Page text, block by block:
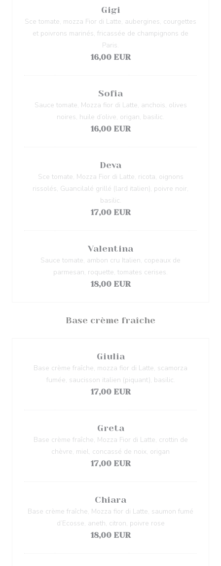
Gigi
Sce tomate, mozza Fior di Latte, aubergines, courgettes
et poivrons marinés, fricassée de champignons de
Paris.
16,00 EUR
Sofia
Sauce tomate, Mozza fior di Latte, anchois, olives
noires, huile d’olive, origan, basilic.
16,00 EUR
Deva
Sce tomate, Mozza Fior di Latte, ricota, oignons
rissolés, Guancilalé grillé (lard italien), poivre noir,
basilic.
17,00 EUR
Valentina
Sauce tomate, ambon cru Italien, copeaux de
parmesan, roquette, tomates cerises.
18,00 EUR
Base crème fraîche
Giulia
Base crème fraîche, mozza fior di Latte, scamorza
fumée, saucisson italien (piquant), basilic.
17,00 EUR
Greta
Base crème fraîche, Mozza Fior di Latte, crottin de
chèvre, miel, concassé de noix, origan
17,00 EUR
Chiara
Base crème fraîche, Mozza fior di Latte, saumon fumé
d’Ecosse, aneth, citron, poivre rose
18,00 EUR